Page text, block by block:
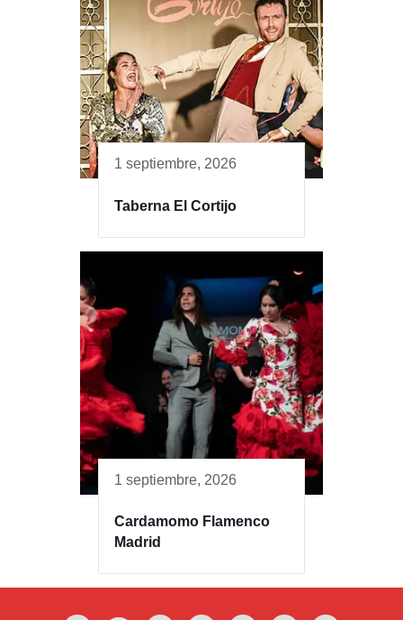
1 septiembre, 2026
Taberna El Cortijo
1 septiembre, 2026
Cardamomo Flamenco
Madrid